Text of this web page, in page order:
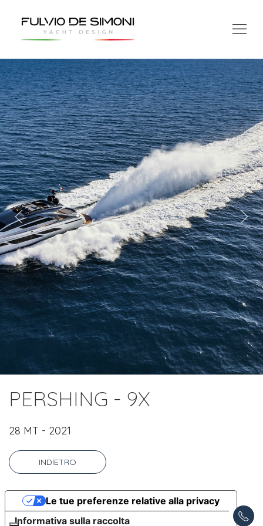
PERSHING - 9X
28 MT - 2021
INDIETRO
Informativa sulla raccolta
Le tue preferenze relative alla privacy